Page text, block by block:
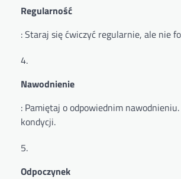
Regularność
: Staraj się ćwiczyć regularnie, ale nie
Nawodnienie
: Pamiętaj o odpowiednim
kondycji.
Odpoczynek